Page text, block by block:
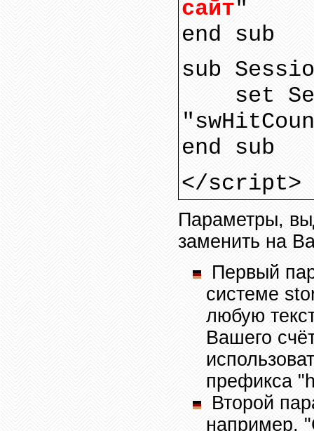
сайт"
end sub
sub
set
end sub
</script>
Параметры,
заменить на
Первый
системе
любую
Вашего
префикса
Второй
например,